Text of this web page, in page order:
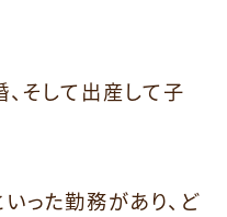
そして出産して子
った勤務があり、ど